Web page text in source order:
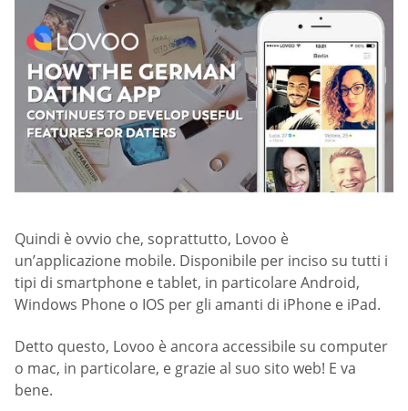
Quindi è ovvio che, soprattutto, Lovoo è
un’applicazione mobile. Disponibile per inciso su tutti i
tipi di smartphone e tablet, in particolare Android,
Windows Phone o IOS per gli amanti di iPhone e iPad.
Detto questo, Lovoo è ancora accessibile su computer
o mac, in particolare, e grazie al suo sito web! E va
bene.